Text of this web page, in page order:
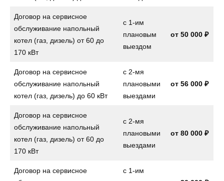
Договор на сервисное
обслуживание напольный
котел (газ, дизель) от 60 до
170 кВт
с 1-им
плановым
выездом
от 50 000 ₽
Договор на сервисное
обслуживание напольный
котел (газ, дизель) до 60 кВт
с 2-мя
плановыми
выездами
от 56 000 ₽
Договор на сервисное
обслуживание напольный
котел (газ, дизель) от 60 до
170 кВт
с 2-мя
плановыми
выездами
от 80 000 ₽
Договор на сервисное
с 1-им